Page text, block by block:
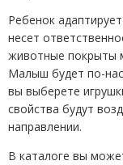
Ребенок
несет
животные покрыты
Малыш будет по-
вы выберете
свойства будут
направлении.
В каталоге вы